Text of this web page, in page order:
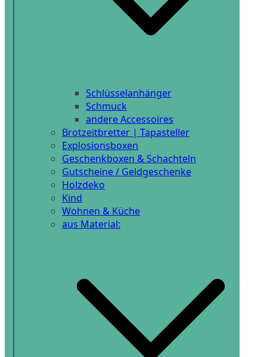
Schlüsselanhänger
Schmuck
andere Accessoires
Brotzeitbretter | Tapasteller
Explosionsboxen
Geschenkboxen & Schachteln
Gutscheine / Geldgeschenke
Holzdeko
Kind
Wohnen & Küche
aus Material: